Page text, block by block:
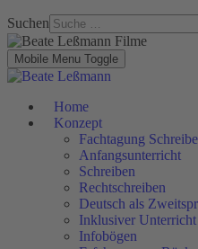
Suchen
Mobile Menu Toggle
Home
Konzept
Fachtagung
Anfangsunterricht
Schreiben
Rechtschreiben
Deutsch als
Inklusiver Unterricht
Infobögen